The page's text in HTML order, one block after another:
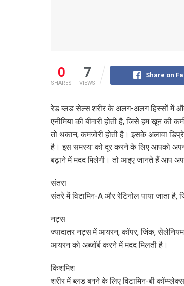
0
SHARES
7
VIEWS
Share on
रेड ब्लड सेल्स शरीर के अलग-अलग हिस्सों में
एनीमिया की बीमारी होती है, जिसे हम खून
तो थकान, कमजोरी होती है। इसके अलावा
है। इस समस्या को दूर करने के लिए आपको
बढ़ाने में मदद मिलेगी। तो आइए जानते हैं आप
संतरा
संतरे में विटामिन-A और रेटिनोल पाया जाता
नट्स
ज्यादातर नट्स में आयरन, कॉपर, जिंक,
आयरन को अब्जॉर्ब करने में मदद मिलती है।
किशमिश
शरीर में ब्लड बनने के लिए विटामिन-बी